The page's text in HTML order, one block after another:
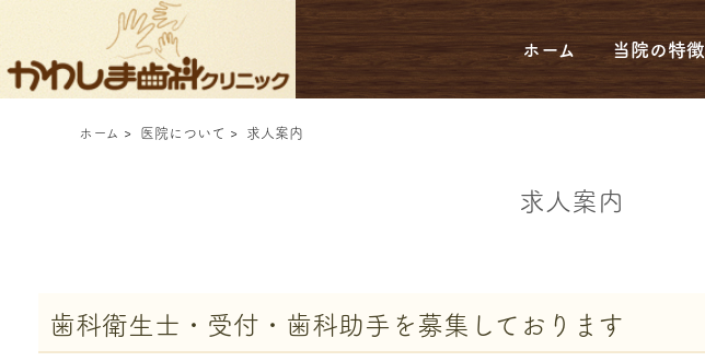
ホーム 当院の特徴
ホーム > 医院について > 求人案内
求人案内
歯科衛生士・受付・歯科助手を募集しております